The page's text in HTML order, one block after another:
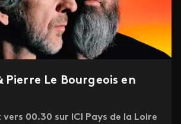
Le Bourgeois en
00.30 sur ICI Pays de la Loire